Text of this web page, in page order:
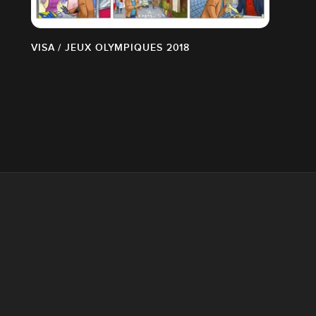
VISA / JEUX OLYMPIQUES 2018